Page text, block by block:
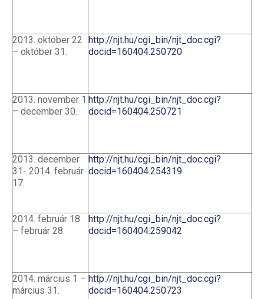
2013. október 22
– október 31.
http://njt.hu/cgi_bin/njt_doc.cgi?
docid=160404.250720
2013. november 1
– december 30.
http://njt.hu/cgi_bin/njt_doc.cgi?
docid=160404.250721
2013. december
31- 2014. február
17.
http://njt.hu/cgi_bin/njt_doc.cgi?
docid=160404.254319
2014. február 18
– február 28.
http://njt.hu/cgi_bin/njt_doc.cgi?
docid=160404.259042
2014. március 1 –
március 31.
http://njt.hu/cgi_bin/njt_doc.cgi?
docid=160404.250723